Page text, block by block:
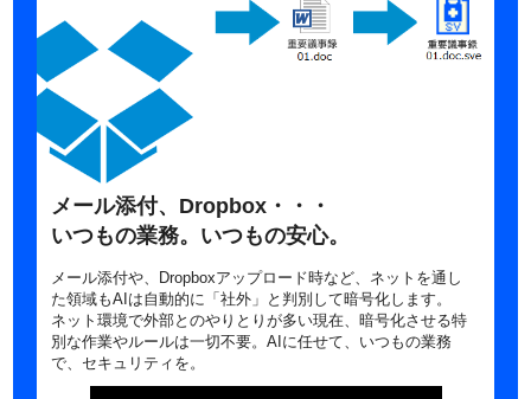
メール添付、Dropbox・・・
いつもの業務。いつもの安心。
メール添付や、Dropboxアップロード時など、ネットを通し
た領域もAIは自動的に「社外」と判別して暗号化します。
ネット環境で外部とのやりとりが多い現在、暗号化させる特
別な作業やルールは一切不要。AIに任せて、いつもの業務
で、セキュリティを。